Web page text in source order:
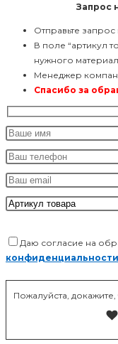
Запрос
Отправьте запрос
В поле “артикул
нужного
Менеджер
Спасибо за
Даю согласие на
конфиденциальности
Пожалуйста,